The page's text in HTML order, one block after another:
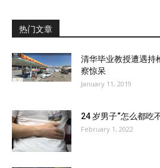
热门文章
清华毕业教授遭遇持
察惊呆
January 11, 2019
24 岁男子“怎么都吃
February 1, 2022